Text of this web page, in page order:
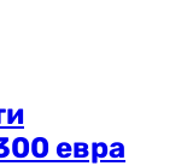
евра